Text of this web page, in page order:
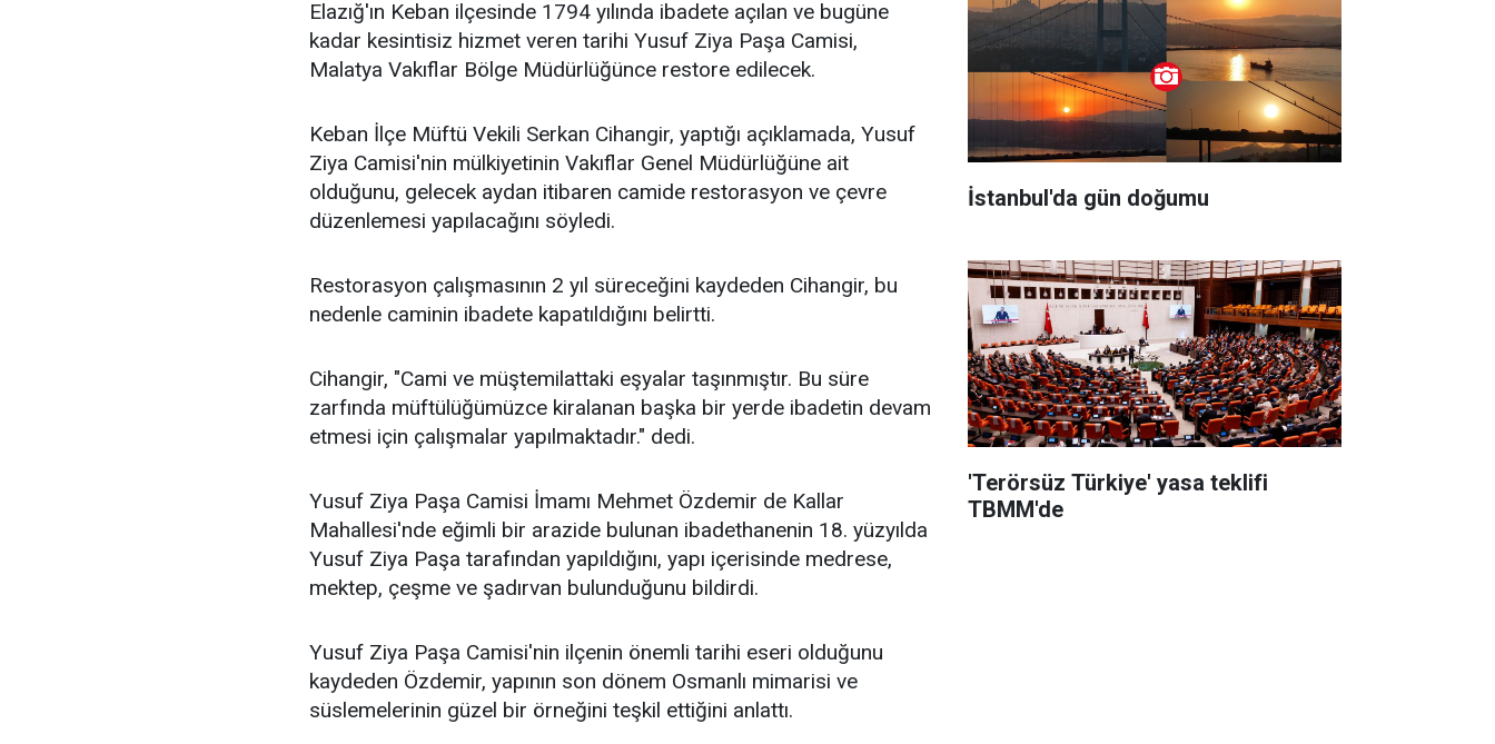
Elazığ'ın Keban ilçesinde 1794 yılında ibadete açılan ve bugüne
kadar kesintisiz hizmet veren tarihi Yusuf Ziya Paşa Camisi,
Malatya Vakıflar Bölge Müdürlüğünce restore edilecek.
Keban İlçe Müftü Vekili Serkan Cihangir, yaptığı açıklamada, Yusuf
Ziya Camisi'nin mülkiyetinin Vakıflar Genel Müdürlüğüne ait
olduğunu, gelecek aydan itibaren camide restorasyon ve çevre
düzenlemesi yapılacağını söyledi.
Restorasyon çalışmasının 2 yıl süreceğini kaydeden Cihangir, bu
nedenle caminin ibadete kapatıldığını belirtti.
Cihangir, "Cami ve müştemilattaki eşyalar taşınmıştır. Bu süre
zarfında müftülüğümüzce kiralanan başka bir yerde ibadetin devam
etmesi için çalışmalar yapılmaktadır." dedi.
Yusuf Ziya Paşa Camisi İmamı Mehmet Özdemir de Kallar
Mahallesi'nde eğimli bir arazide bulunan ibadethanenin 18. yüzyılda
Yusuf Ziya Paşa tarafından yapıldığını, yapı içerisinde medrese,
mektep, çeşme ve şadırvan bulunduğunu bildirdi.
Yusuf Ziya Paşa Camisi'nin ilçenin önemli tarihi eseri olduğunu
kaydeden Özdemir, yapının son dönem Osmanlı mimarisi ve
süslemelerinin güzel bir örneğini teşkil ettiğini anlattı.
İstanbul'da gün doğumu
'Terörsüz Türkiye' yasa teklifi
TBMM'de